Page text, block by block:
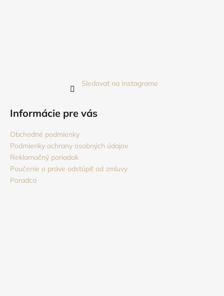
Sledovať na Instagrame
Informácie pre vás
Obchodné podmienky
Podmienky ochrany osobných údajov
Reklamačný poriadok
Poučenie o práve odstúpiť od zmluvy
Poradca